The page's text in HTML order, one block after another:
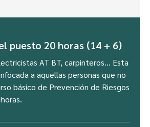
puesto 20 horas (14 + 6)
AT BT, carpinteros… Esta
a aquellas personas que no
básico de Prevención de Riesgos